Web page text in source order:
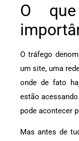
O
O tráfego
um site, uma
onde de fato
estão
pode acontecer
Mas antes de